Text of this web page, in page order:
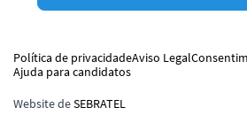
Política de privacidadeAviso Legal
Ajuda para candidatos
Website deSEBRATEL